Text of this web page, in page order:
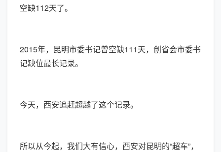
空缺112天了。
2015年，昆明市委书记曾空缺111天，创省会市委书
记缺位最长记录。
今天，西安追赶超越了这个记录。
所以从今起，我们大有信心，西安对昆明的“超车”，